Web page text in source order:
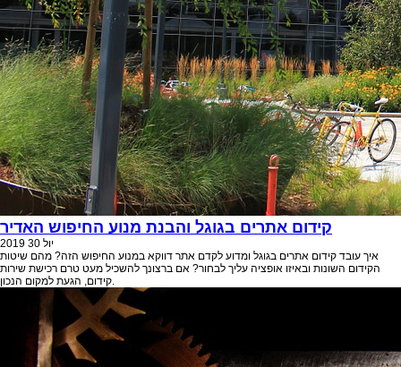
קידום אתרים בגוגל והבנת מנוע החיפוש האדיר
יול 30
2019
איך עובד קידום אתרים בגוגל ומדוע לקדם אתר דווקא במנוע החיפוש הזה? מהם שיטות
הקידום השונות ובאיזו אופציה עליך לבחור? אם ברצונך להשכיל מעט טרם רכישת שירות
קידום, הגעת למקום הנכון.